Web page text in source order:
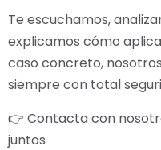
Te escuchamos,
explicamos cómo
caso concreto,
siempre con total
👉 Contacta con
juntos